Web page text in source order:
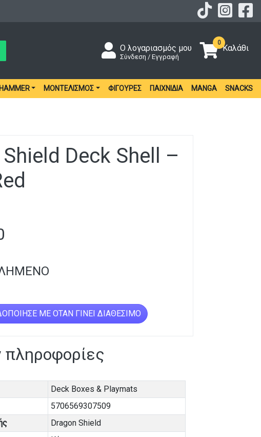
Ο λογαριασμός μου
Σύνδεση / Εγγραφή
0
Καλάθι
ΜΟΝΤΕΛΙΣΜΌΣ ΦΙΓΟΎΡΕΣ ΠΑΙΧΝΊΔΙΑ MANGA SNACKS
Deck Shell –
ΜΕ ΌΤΑΝ ΓΊΝΕΙ ΔΙΑΘΈΣΙΜΟ
πληροφορίες
Deck Boxes & Playmats
5706569307509
Dragon Shield